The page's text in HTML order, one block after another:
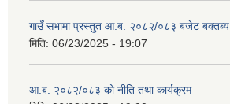
गाउँ सभामा प्रस्तुत आ.ब. २०८२/०८३ बजेट बक्तब्य
मिति: 06/23/2025 - 19:07
आ.ब. २०८२/०८३ को नीति तथा कार्यक्रम